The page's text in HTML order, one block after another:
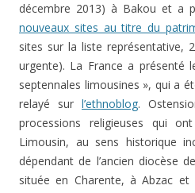
décembre 2013) à Bakou et a
nouveaux sites au titre du
sites sur la liste représentative,
urgente). La France a présenté
septennales limousines », qui a
relayé sur l’ethnoblog.
processions religieuses qui
Limousin, au sens historique
dépendant de l’ancien diocèse
située en Charente, à Abzac